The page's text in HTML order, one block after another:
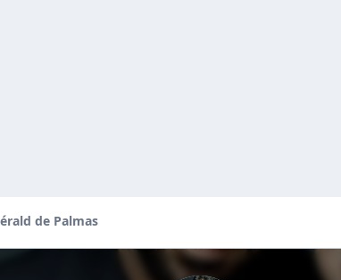
de Palmas